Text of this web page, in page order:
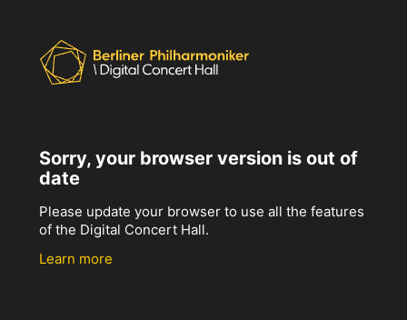
Sorry, your browser version is out of
date
Please update your browser to use all the features
of the Digital Concert Hall.
Learn more